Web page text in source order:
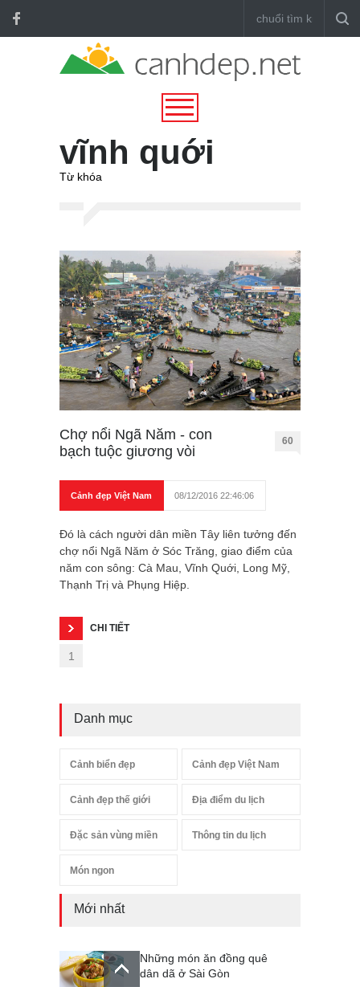
vĩnh quới
Từ khóa
Chợ nổi Ngã Năm - con
bạch tuộc giương vòi
60
Cảnh đẹp Việt Nam 08/12/2016 22:46:06
Đó là cách người dân miền Tây liên tưởng đến
chợ nổi Ngã Năm ở Sóc Trăng, giao điểm của
năm con sông: Cà Mau, Vĩnh Quới, Long Mỹ,
Thạnh Trị và Phụng Hiệp.
CHI TIẾT
1
Danh mục
Cảnh biển đẹp Cảnh đẹp Việt Nam
Cảnh đẹp thế giới Địa điểm du lịch
Đặc sản vùng miền Thông tin du lịch
Món ngon
Mới nhất
Những món ăn đồng quê
dân dã ở Sài Gòn